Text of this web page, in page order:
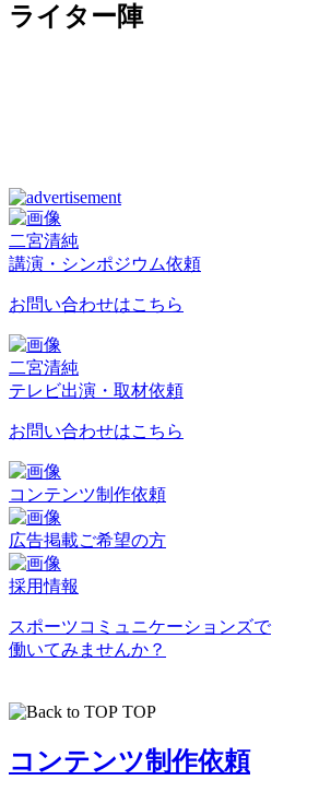
ライター陣
二宮清純
講演・シンポジウム依頼
お問い合わせはこちら
二宮清純
テレビ出演・取材依頼
お問い合わせはこちら
コンテンツ制作依頼
広告掲載ご希望の方
採用情報
スポーツコミュニケーションズで
働いてみませんか？
TOP
コンテンツ制作依頼